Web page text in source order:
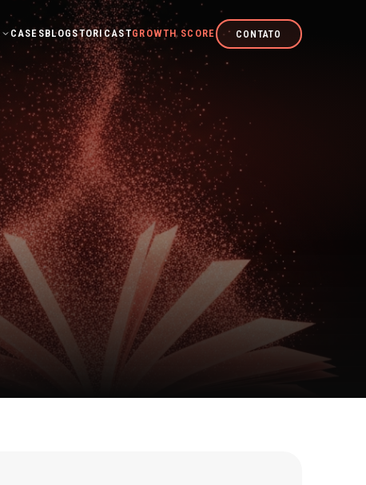
CASESBLOGSTORICASTGROWTH SCORE CONTATO